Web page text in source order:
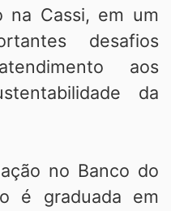
na Cassi, em um
desafios
aos
da
no Banco do
é graduada em